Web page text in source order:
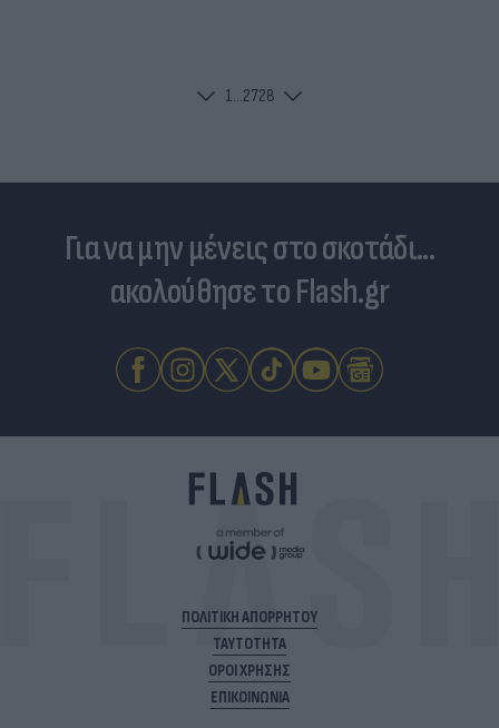
1...2728
Για να μην μένεις στο σκοτάδι...
ακολούθησε το Flash.gr
ΠΟΛΙΤΙΚΗ ΑΠΟΡΡΗΤΟΥ
ΤΑΥΤΟΤΗΤΑ
ΟΡΟΙ ΧΡΗΣΗΣ
ΕΠΙΚΟΙΝΩΝΙΑ